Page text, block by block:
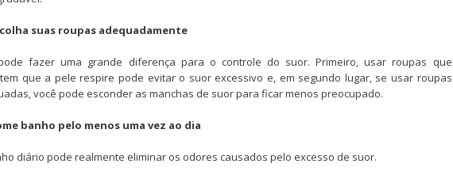
suas roupas adequadamente
fazer uma grande diferença para o controle do suor. Primeiro, usar roupas que
que a pele respire pode evitar o suor excessivo e, em segundo lugar, se usar roupas
você pode esconder as manchas de suor para ficar menos preocupado.
banho pelo menos uma vez ao dia
diário pode realmente eliminar os odores causados pelo excesso de suor.